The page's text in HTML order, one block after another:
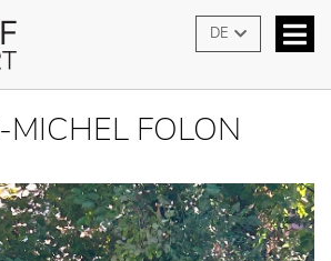
DE
MICHEL FOLON